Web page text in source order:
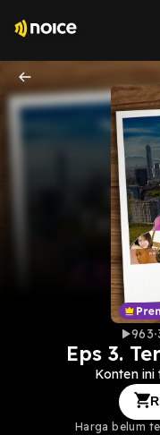
963
Eps 3.
Konten ini
Harga belum